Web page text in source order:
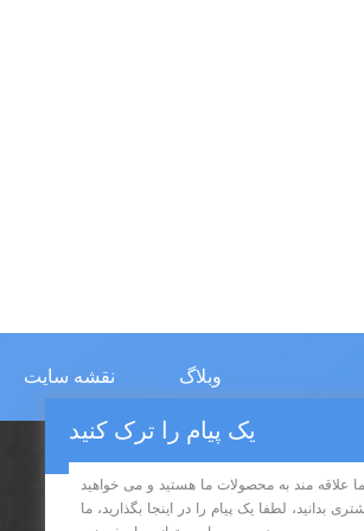
نقشه سایت وبلاگ
اشتراک در
یک پیام را ترک کنید
علاقه مند به محصولات ما هستید و می خواهید
بدانید، لطفا یک پیام را در اینجا بگذارید، ما